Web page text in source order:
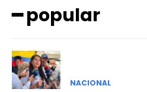
━ popular
NACIONAL